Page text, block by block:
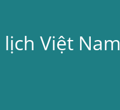
Việt Nam